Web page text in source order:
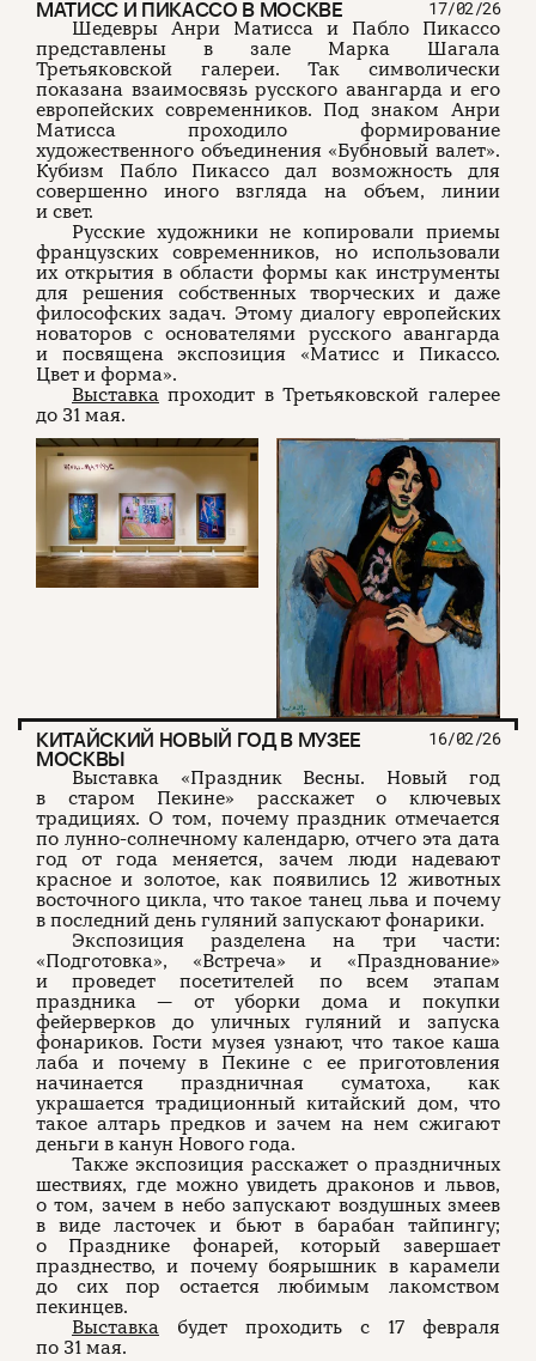
МАТИСС И ПИКАССО В МОСКВЕ 17/02/26
Шедевры Анри Матисса и Пабло Пикассо
представлены в зале Марка Шагала
Третьяковской галереи. Так символически
показана взаимосвязь русского авангарда и его
европейских современников. Под знаком Анри
Матисса проходило формирование
художественного объединения «Бубновый валет».
Кубизм Пабло Пикассо дал возможность для
совершенно иного взгляда на объем, линии
и свет.
Русские художники не копировали приемы
французских современников, но использовали
их открытия в области формы как инструменты
для решения собственных творческих и даже
философских задач. Этому диалогу европейских
новаторов с основателями русского авангарда
и посвящена экспозиция «Матисс и Пикассо.
Цвет и форма».
Выставка проходит в Третьяковской галерее
до 31 мая.
КИТАЙСКИЙ НОВЫЙ ГОД В МУЗЕЕ
МОСКВЫ
16/02/26
Выставка «Праздник Весны. Новый год
в старом Пекине» расскажет о ключевых
традициях. О том, почему праздник отмечается
по лунно-солнечному календарю, отчего эта дата
год от года меняется, зачем люди надевают
красное и золотое, как появились 12 животных
восточного цикла, что такое танец льва и почему
в последний день гуляний запускают фонарики.
Экспозиция разделена на три части:
«Подготовка», «Встреча» и «Празднование»
и проведет посетителей по всем этапам
праздника — от уборки дома и покупки
фейерверков до уличных гуляний и запуска
фонариков. Гости музея узнают, что такое каша
лаба и почему в Пекине с ее приготовления
начинается праздничная суматоха, как
украшается традиционный китайский дом, что
такое алтарь предков и зачем на нем сжигают
деньги в канун Нового года.
Также экспозиция расскажет о праздничных
шествиях, где можно увидеть драконов и львов,
о том, зачем в небо запускают воздушных змеев
в виде ласточек и бьют в барабан тайпингу;
о Празднике фонарей, который завершает
празднество, и почему боярышник в карамели
до сих пор остается любимым лакомством
пекинцев.
Выставка будет проходить с 17 февраля
по 31 мая.